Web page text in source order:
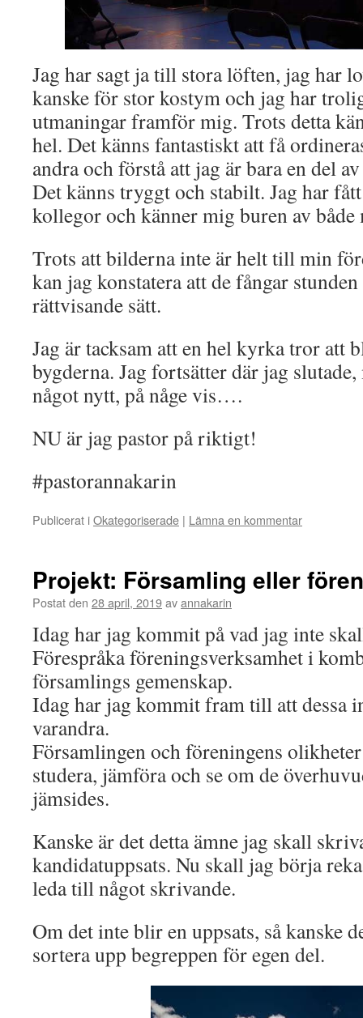
Jag har sagt ja till stora löften, jag har
kanske för stor kostym och jag har
utmaningar framför mig. Trots detta
hel. Det känns fantastiskt att få
andra och förstå att jag är bara en del
Det känns tryggt och stabilt. Jag har
kollegor och känner mig buren av
Trots att bilderna inte är helt till min
kan jag konstatera att de fångar
rättvisande sätt.
Jag är tacksam att en hel kyrka tror att
bygderna. Jag fortsätter där jag
något nytt, på någe vis….
NU är jag pastor på riktigt!
#pastorannakarin
Publicerat iOkategoriserade | Lämna en kommentar
Projekt: Församling eller
Postat den 28 april, 2019avannakarin
Idag har jag kommit på vad jag inte
Förespråka föreningsverksamhet i
församlings gemenskap.
Idag har jag kommit fram till att dessa
varandra.
Församlingen och föreningens
studera, jämföra och se om de
jämsides.
Kanske är det detta ämne jag skall
kandidatuppsats. Nu skall jag börja
leda till något skrivande.
Om det inte blir en uppsats, så kanske
sortera upp begreppen för egen del.